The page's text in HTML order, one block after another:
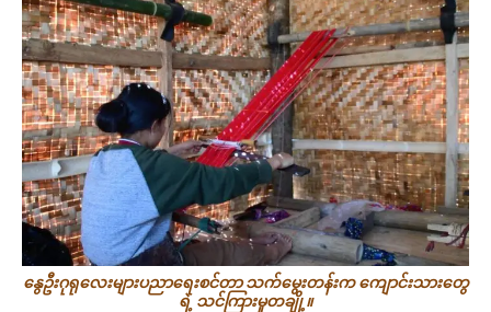
နွေဦးဂုရုလေးများပညာရေးစင်တာ သက်မွေးတန်းက ကျောင်းသားတွေ
ရဲ့ သင်ကြားမှုတချို့။